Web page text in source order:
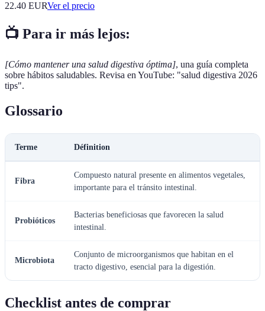
22.40 EURVer el precio
📺 Para ir más lejos:
[Cómo mantener una salud digestiva óptima], una guía completa
sobre hábitos saludables. Revisa en YouTube: "salud digestiva 2026
tips".
Glossario
Terme Définition
Fibra
Compuesto natural presente en alimentos vegetales,
importante para el tránsito intestinal.
Probióticos
Bacterias beneficiosas que favorecen la salud
intestinal.
Microbiota
Conjunto de microorganismos que habitan en el
tracto digestivo, esencial para la digestión.
Checklist antes de comprar